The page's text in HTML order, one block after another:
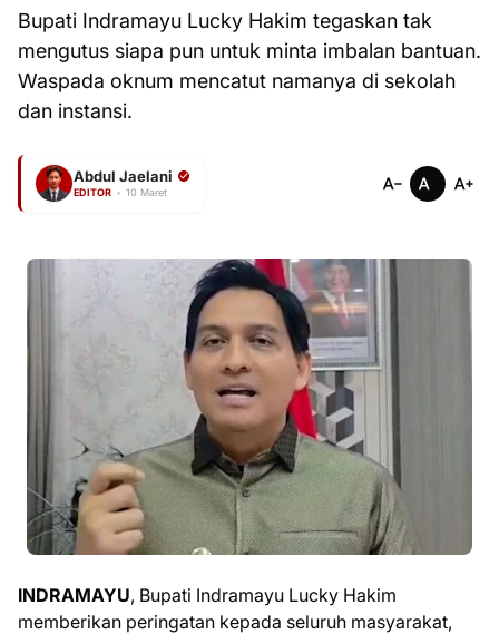
Bupati Indramayu Lucky Hakim tegaskan tak
mengutus siapa pun untuk minta imbalan bantuan.
Waspada oknum mencatut namanya di sekolah
dan instansi.
Abdul Jaelani
EDITOR • 10 Maret
INDRAMAYU, Bupati Indramayu Lucky Hakim
memberikan peringatan kepada seluruh masyarakat,